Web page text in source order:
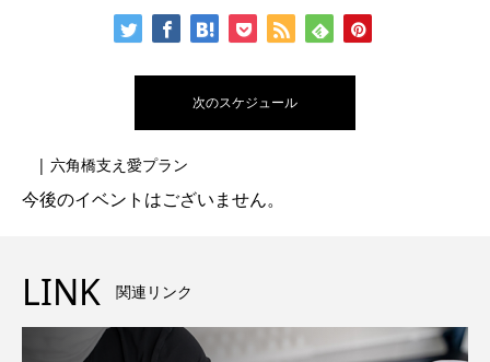
次のスケジュール
| 六角橋支え愛プラン
今後のイベントはございません。
LINK 関連リンク